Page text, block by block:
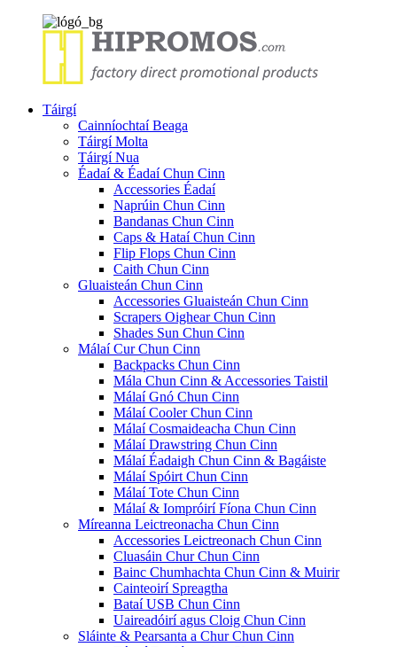
Táirgí
Cainníochtaí Beaga
Táirgí Molta
Táirgí Nua
Éadaí & Éadaí Chun Cinn
Accessories Éadaí
Naprúin Chun Cinn
Bandanas Chun Cinn
Caps & Hataí Chun Cinn
Flip Flops Chun Cinn
Caith Chun Cinn
Gluaisteán Chun Cinn
Accessories Gluaisteán Chun Cinn
Scrapers Oighear Chun Cinn
Shades Sun Chun Cinn
Málaí Cur Chun Cinn
Backpacks Chun Cinn
Mála Chun Cinn & Accessories Taistil
Málaí Gnó Chun Cinn
Málaí Cooler Chun Cinn
Málaí Cosmaideacha Chun Cinn
Málaí Drawstring Chun Cinn
Málaí Éadaigh Chun Cinn & Bagáiste
Málaí Spóirt Chun Cinn
Málaí Tote Chun Cinn
Málaí & Iompróirí Fíona Chun Cinn
Míreanna Leictreonacha Chun Cinn
Accessories Leictreonach Chun Cinn
Cluasáin Chur Chun Cinn
Bainc Chumhachta Chun Cinn & Muirir
Cainteoirí Spreagtha
Bataí USB Chun Cinn
Uaireadóirí agus Cloig Chun Cinn
Sláinte & Pearsanta a Chur Chun Cinn